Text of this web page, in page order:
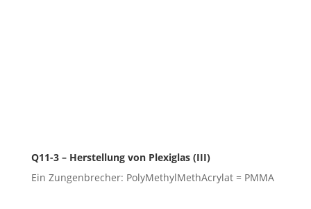
Q11-3 – Herstellung von Plexiglas (III)
Ein Zungenbrecher: PolyMethylMethAcrylat = PMMA